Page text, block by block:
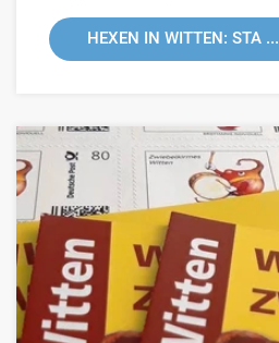
HEXEN IN WITTEN: STA ...